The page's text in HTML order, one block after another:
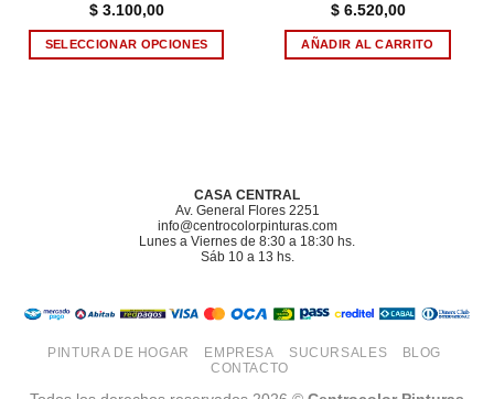
$3.100,00
SELECCIONAR OPCIONES
opciones
página
producto
$6.520,00
AÑADIR AL CARRITO
CASA CENTRAL
Av. General Flores 2251
info@centrocolorpinturas.com
Lunes a Viernes de 8:30 a 18:30 hs.
Sáb 10 a 13 hs.
PINTURA DE HOGAR EMPRESA SUCURSALES
BLOG
CONTACTO